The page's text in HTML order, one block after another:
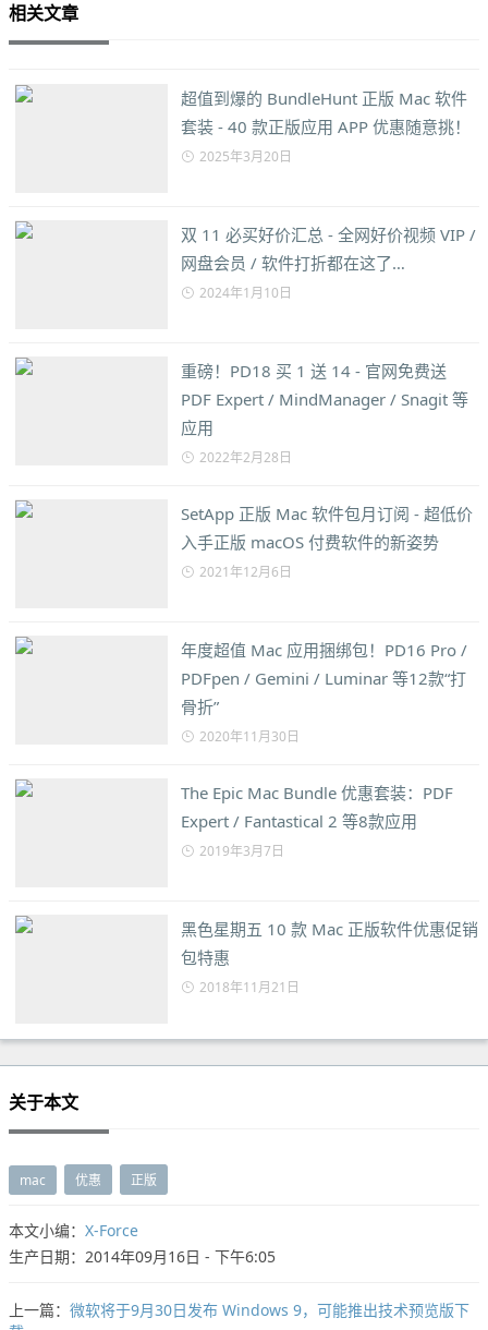
相关文章
超值到爆的 BundleHunt 正版 Mac 软件
套装 - 40 款正版应用 APP 优惠随意挑！
2025年3月20日
双 11 必买好价汇总 - 全网好价视频 VIP /
网盘会员 / 软件打折都在这了…
2024年1月10日
重磅！PD18 买 1 送 14 - 官网免费送
PDF Expert / MindManager / Snagit 等
应用
2022年2月28日
SetApp 正版 Mac 软件包月订阅 - 超低价
入手正版 macOS 付费软件的新姿势
2021年12月6日
年度超值 Mac 应用捆绑包！PD16 Pro /
PDFpen / Gemini / Luminar 等12款“打
骨折”
2020年11月30日
The Epic Mac Bundle 优惠套装：PDF
Expert / Fantastical 2 等8款应用
2019年3月7日
黑色星期五 10 款 Mac 正版软件优惠促销
包特惠
2018年11月21日
关于本文
mac 优惠 正版
本文小编： X-Force
生产日期：2014年09月16日 - 下午6:05
上一篇： 微软将于9月30日发布 Windows 9，可能推出技术预览版下